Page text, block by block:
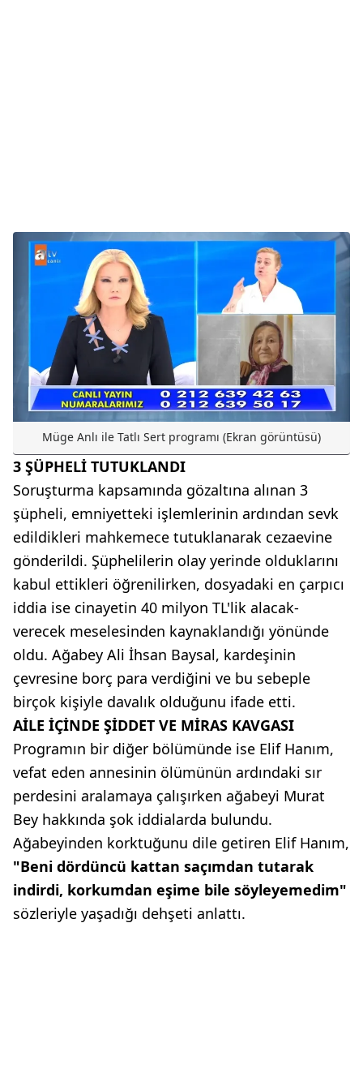
Müge Anlı ile Tatlı Sert programı (Ekran görüntüsü)
3 ŞÜPHELİ TUTUKLANDI
Soruşturma kapsamında gözaltına alınan 3
şüpheli, emniyetteki işlemlerinin ardından sevk
edildikleri mahkemece tutuklanarak cezaevine
gönderildi. Şüphelilerin olay yerinde olduklarını
kabul ettikleri öğrenilirken, dosyadaki en çarpıcı
iddia ise cinayetin 40 milyon TL'lik alacak-
verecek meselesinden kaynaklandığı yönünde
oldu. Ağabey Ali İhsan Baysal, kardeşinin
çevresine borç para verdiğini ve bu sebeple
birçok kişiyle davalık olduğunu ifade etti.
AİLE İÇİNDE ŞİDDET VE MİRAS KAVGASI
Programın bir diğer bölümünde ise Elif Hanım,
vefat eden annesinin ölümünün ardındaki sır
perdesini aralamaya çalışırken ağabeyi Murat
Bey hakkında şok iddialarda bulundu.
Ağabeyinden korktuğunu dile getiren Elif Hanım,
"Beni dördüncü kattan saçımdan tutarak
indirdi, korkumdan eşime bile söyleyemedim"
sözleriyle yaşadığı dehşeti anlattı.